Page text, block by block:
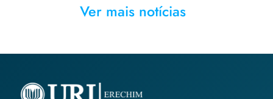
Ver mais notícias